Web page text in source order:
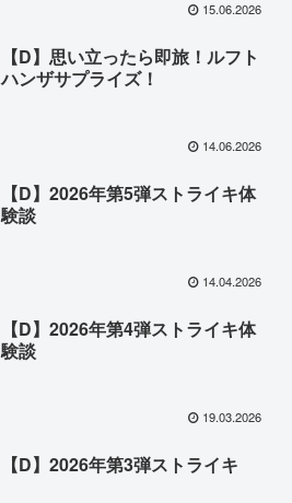
15.06.2026
【D】思い立ったら即旅！ルフト
ハンザサプライズ！
14.06.2026
【D】2026年第5弾ストライキ体
験談
14.04.2026
【D】2026年第4弾ストライキ体
験談
19.03.2026
【D】2026年第3弾ストライキ